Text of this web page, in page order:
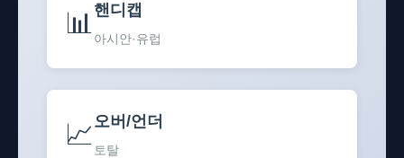
📊 핸디캡
아시안·유럽
📈 오버/언더
토탈